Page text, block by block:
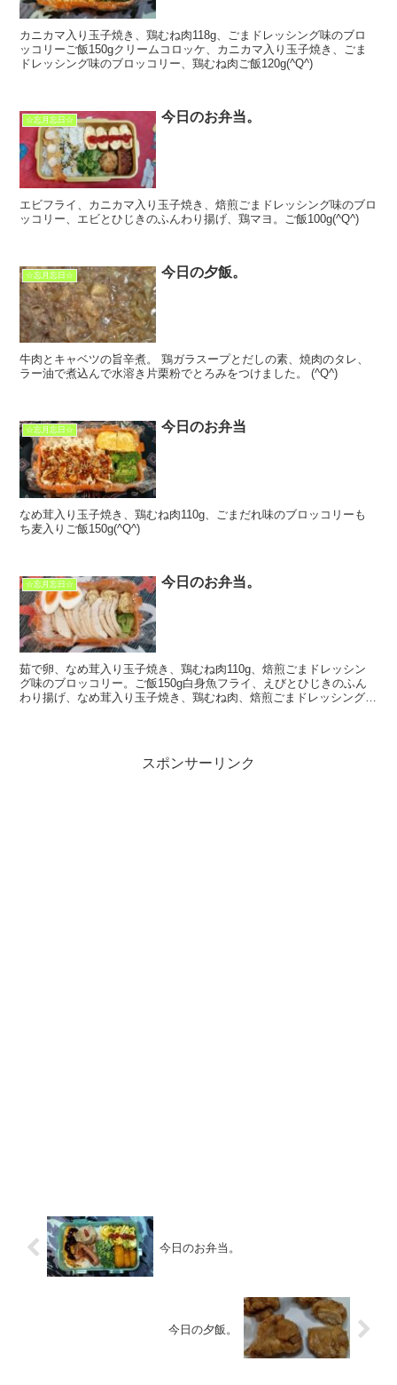
カニカマ入り玉子焼き、鶏むね肉118g、ごまドレッシング味のブロ
ッコリーご飯150gクリームコロッケ、カニカマ入り玉子焼き、ごま
ドレッシング味のブロッコリー、鶏むね肉ご飯120g(^Q^)
☆忘月忘日☆ 今日のお弁当。
エビフライ、カニカマ入り玉子焼き、焙煎ごまドレッシング味のブロ
ッコリー、エビとひじきのふんわり揚げ、鶏マヨ。ご飯100g(^Q^)
☆忘月忘日☆ 今日の夕飯。
牛肉とキャベツの旨辛煮。 鶏ガラスープとだしの素、焼肉のタレ、
ラー油で煮込んで水溶き片栗粉でとろみをつけました。 (^Q^)
☆忘月忘日☆ 今日のお弁当
なめ茸入り玉子焼き、鶏むね肉110g、ごまだれ味のブロッコリーも
ち麦入りご飯150g(^Q^)
☆忘月忘日☆ 今日のお弁当。
茹で卵、なめ茸入り玉子焼き、鶏むね肉110g、焙煎ごまドレッシン
グ味のブロッコリー。ご飯150g白身魚フライ、えびとひじきのふん
わり揚げ、なめ茸入り玉子焼き、鶏むね肉、焙煎ごまドレッシング味
スポンサーリンク
今日のお弁当。
今日の夕飯。